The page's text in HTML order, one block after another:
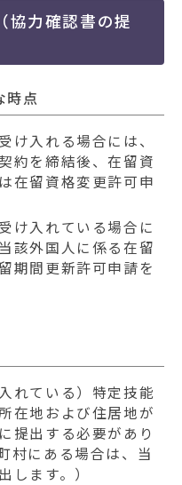
協力確認書の提
時点
け入れる場合には、
約を締結後、在留資
在留資格変更許可申
け入れている場合に
該外国人に係る在留
期間更新許可申請を
れている）特定技能
在地および住居地が
提出する必要があり
村にある場合は、当
します。）